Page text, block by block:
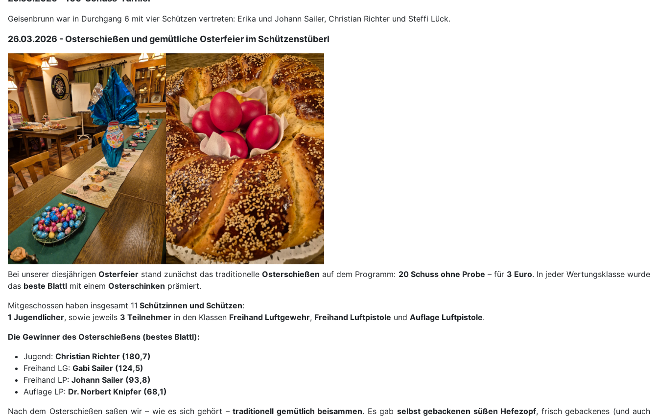
Geisenbrunn war in Durchgang 6 mit vier Schützen vertreten: Erika und Johann Sailer, Christian Richter und Steffi Lück.
26.03.2026 - Osterschießen und gemütliche Osterfeier im Schützenstüberl
Bei unserer diesjährigenOsterfeier stand zunächst das traditionelleOsterschießen auf dem Programm: 20 Schuss ohne Probe – für 3 Euro. In jeder Wertungsklasse wurde
das beste Blattl mit einem Osterschinken prämiert.
Mitgeschossen haben insgesamt 11 Schützinnen und Schützen:
1 Jugendlicher, sowie jeweils 3 Teilnehmer in den Klassen Freihand Luftgewehr, Freihand Luftpistole und Auflage Luftpistole.
Die Gewinner des Osterschießens (bestes Blattl):
Jugend: Christian Richter (180,7)
Freihand LG: Gabi Sailer (124,5)
Freihand LP: Johann Sailer (93,8)
Auflage LP: Dr. Norbert Knipfer (68,1)
Nach dem Osterschießen saßen wir – wie es sich gehört –traditionell gemütlich beisammen. Es gab selbst gebackenen süßen Hefezopf, frisch gebackenes (und auch